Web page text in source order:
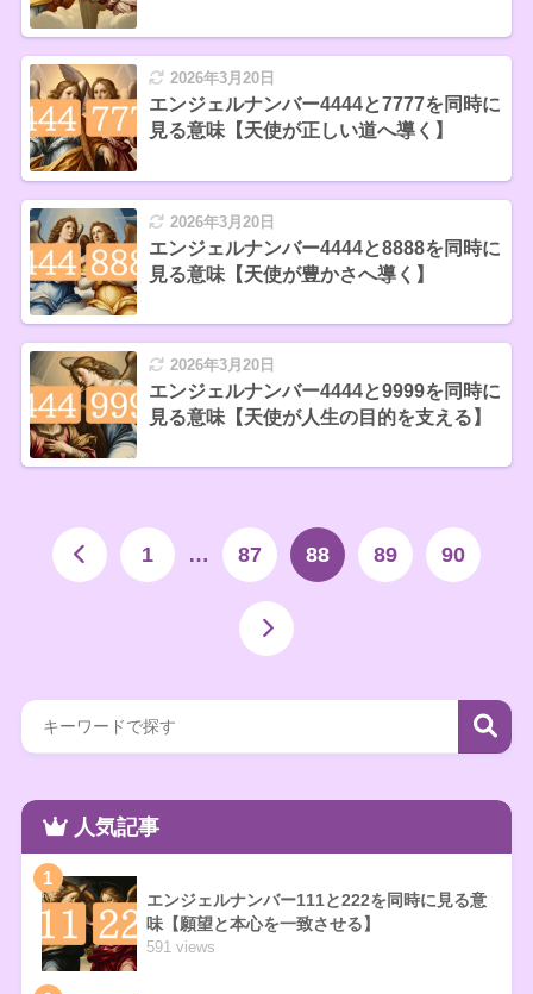
2026年3月20日
エンジェルナンバー4444と7777を同時に
見る意味【天使が正しい道へ導く】
2026年3月20日
エンジェルナンバー4444と8888を同時に
見る意味【天使が豊かさへ導く】
2026年3月20日
エンジェルナンバー4444と9999を同時に
見る意味【天使が人生の目的を支える】
1 … 87 88 89 90
人気記事
1
エンジェルナンバー111と222を同時に見る意
味【願望と本心を一致させる】
591 views